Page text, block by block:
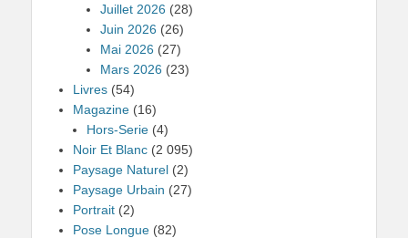
Juillet 2026 (28)
Juin 2026 (26)
Mai 2026 (27)
Mars 2026 (23)
Livres (54)
Magazine (16)
Hors-Serie (4)
Noir Et Blanc (2 095)
Paysage Naturel (2)
Paysage Urbain (27)
Portrait (2)
Pose Longue (82)